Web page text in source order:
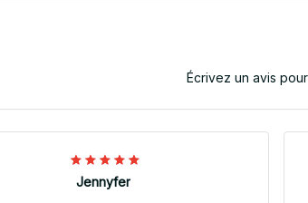
Écrivez un avis
Jennyfer